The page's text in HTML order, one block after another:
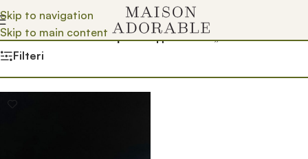
Skip to navigation
Skip to main content
Почетна/Prodavnica/Производ oзначен „slon u zlatu“
Filteri